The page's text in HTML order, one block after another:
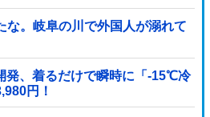
な。岐阜の川で外国人が溺れて
発、着るだけで瞬時に「-15℃冷
円！